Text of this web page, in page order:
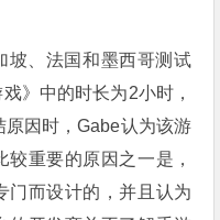
坡、法国和墨西哥测试
》中的时长为2小时，
因时，Gabe认为该游
重要的原因之一是，
门而设计的，并且认为